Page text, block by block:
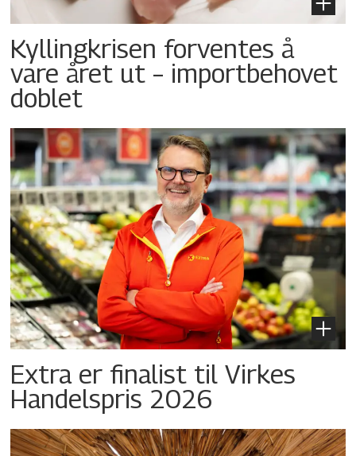
Kyllingkrisen forventes å
vare året ut – importbehovet
doblet
Extra er finalist til Virkes
Handelspris 2026